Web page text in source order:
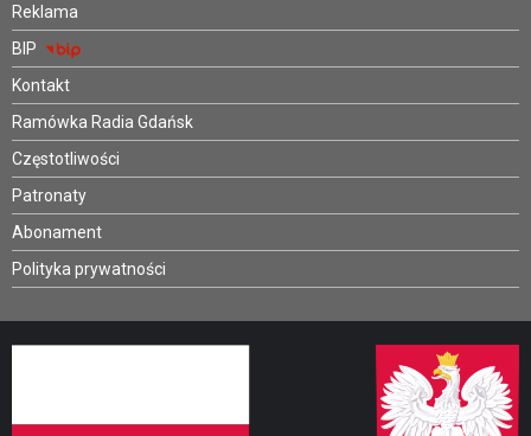
Reklama
BIP
Kontakt
Ramówka Radia Gdańsk
Częstotliwości
Patronaty
Abonament
Polityka prywatności